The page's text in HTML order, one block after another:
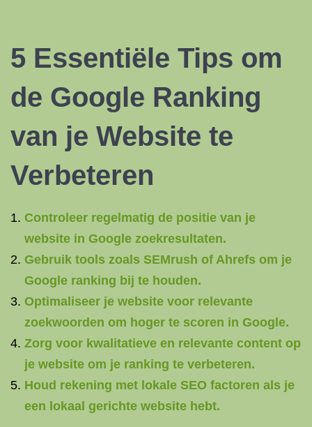
5 Essentiële Tips om
de Google Ranking
van je Website te
Verbeteren
Controleer regelmatig de positie van je
website in Google zoekresultaten.
Gebruik tools zoals SEMrush of Ahrefs om je
Google ranking bij te houden.
Optimaliseer je website voor relevante
zoekwoorden om hoger te scoren in Google.
Zorg voor kwalitatieve en relevante content op
je website om je ranking te verbeteren.
Houd rekening met lokale SEO factoren als je
een lokaal gerichte website hebt.